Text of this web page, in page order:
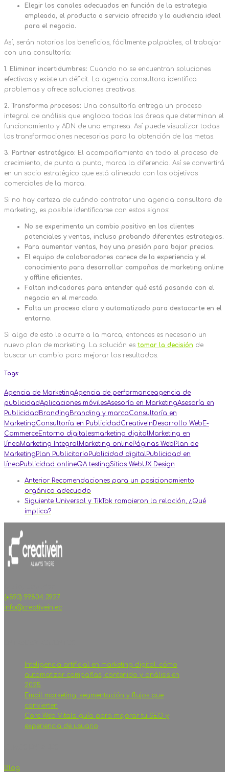
Elegir los canales adecuados en función de la estrategia
empleada, el producto o servicio ofrecido y la audiencia ideal
para el negocio.
Así, serán notorios los beneficios, fácilmente palpables, al trabajar
con una consultoría:
1. Eliminar incertidumbres: Cuando no se encuentran soluciones
efectivas y existe un déficit. La agencia consultora identifica
problemas y ofrece soluciones creativas.
2. Transforma procesos: Una consultoría entrega un proceso
integral de análisis que engloba todas las áreas que determinan el
funcionamiento y ADN de una empresa. Así puede visualizar todas
las transformaciones necesarias para la obtención de las metas.
3. Partner estratégico: El acompañamiento en todo el proceso de
crecimiento, de punta a punta, marca la diferencia. Así se convertirá
en un socio estratégico que está alineado con los objetivos
comerciales de la marca.
Si no hay certeza de cuándo contratar una agencia consultora de
marketing, es posible identificarse con estos signos:
No se experimenta un cambio positivo en los clientes
potenciales y ventas, incluso probando diferentes estrategias.
Para aumentar ventas, hay una presión para bajar precios.
El equipo de colaboradores carece de la experiencia y el
conocimiento para desarrollar campañas de marketing online
y offline eficientes.
Faltan indicadores para entender qué está pasando con el
negocio en el mercado.
Falta un proceso claro y automatizado para destacarte en el
entorno.
Si algo de esto le ocurre a la marca, entonces es necesario un
nuevo plan de marketing. La solución es tomar la decisión de
buscar un cambio para mejorar los resultados.
Tags:
Agencia de MarketingAgencia de performanceagencia de
publicidadAplicaciones móvilesAsesoría en MarketingAsesoría en
Publicidad Branding Branding y marcaConsultoría en
MarketingConsultoría en PublicidadCreativeIn Desarrollo Web E-
CommerceEntorno digitalesmarketing digitalMarketing en
líneaMarketing IntegralMarketing onlinePáginas WebPlan de
MarketingPlan PublicitarioPublicidad digitalPublicidad en
líneaPublicidad onlineQA testingSitios WebUX Design
Anterior Recomendaciones para un posicionamiento
orgánico adecuado
Siguiente Universal y TikTok rompieron la relación, ¿Qué
implica?
(+593) 99804 3927
info@creativein.ec
Inteligencia artificial en marketing digital: cómo
automatizar campañas, contenido y análisis en
2025
Email marketing: segmentación y flujos que
convierten
Core Web Vitals: guía para mejorar tu SEO y
experiencia de usuario
Blog